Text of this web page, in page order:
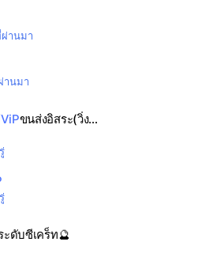
านมา
านมา
ViPขนส่งอิสระ(วิ่งทั่วไทย)
ะดับซีเคร็ท🔮